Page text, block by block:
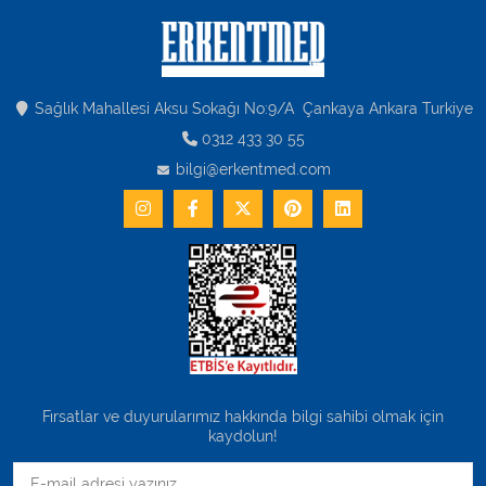
Tüm Kategorileri Gör
Sağlık Mahallesi Aksu Sokağı No:9/A Çankaya Ankara Turkiye
0312 433 30 55
bilgi@erkentmed.com
Fırsatlar ve duyurularımız hakkında bilgi sahibi olmak için
kaydolun!